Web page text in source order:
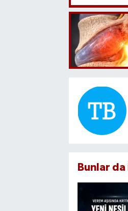
Bunlar